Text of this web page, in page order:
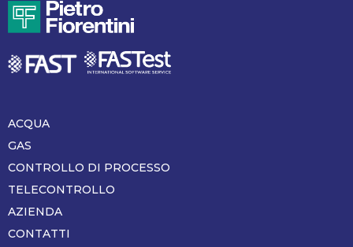
Piè
di
pagina
ACQUA
GAS
CONTROLLO DI PROCESSO
TELECONTROLLO
AZIENDA
CONTATTI